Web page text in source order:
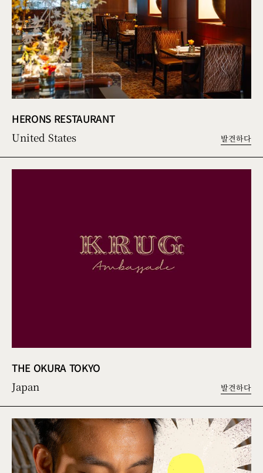
HERONS RESTAURANT
United States 발견하다
THE OKURA TOKYO
Japan 발견하다